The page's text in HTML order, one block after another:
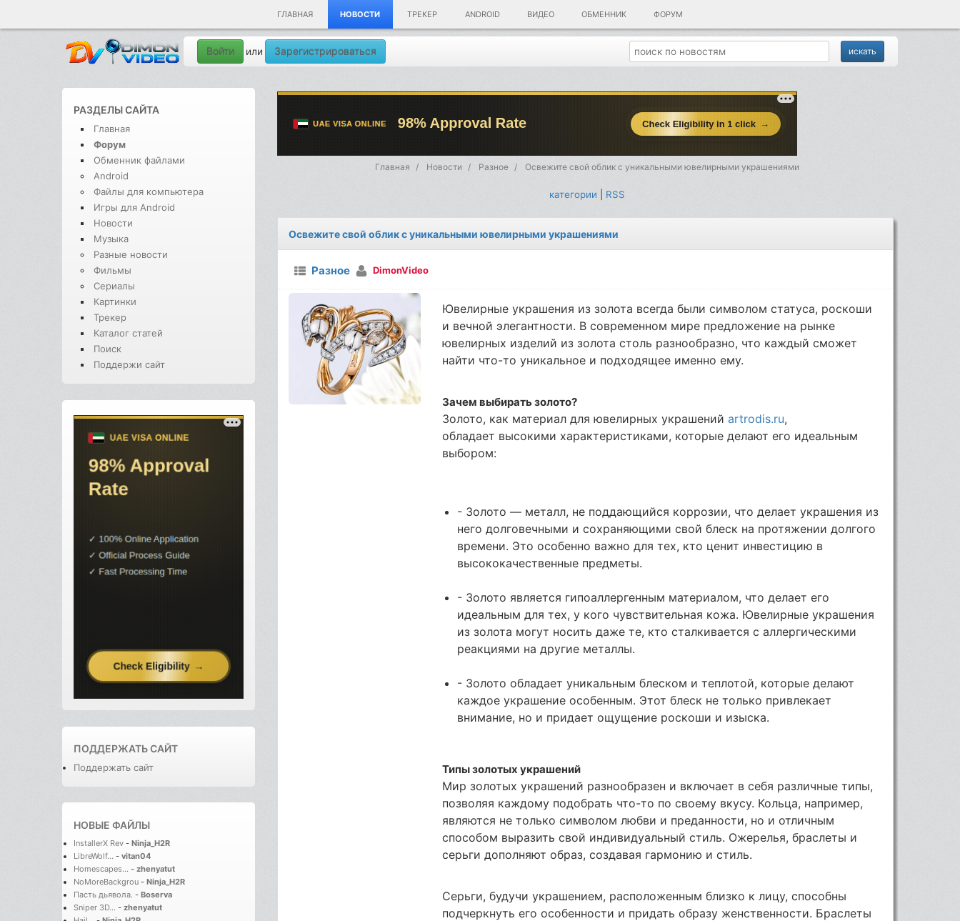
ГЛАВНАЯ НОВОСТИ ТРЕКЕР ANDROID ВИДЕО ОБМЕННИК ФОРУМ
Войти или Зарегистрироваться
РАЗДЕЛЫ САЙТА
Главная
Форум
Обменник файлами
Android
Файлы для компьютера
Игры для Android
Новости
Музыка
Разные новости
Фильмы
Сериалы
Картинки
Трекер
Каталог статей
Поиск
Поддержи сайт
ПОДДЕРЖАТЬ САЙТ
Поддержать сайт
НОВЫЕ ФАЙЛЫ
InstallerX Rev - Ninja_H2R
LibreWolf... - vitan04
Homescapes... - zhenyatut
NoMoreBackgrou - Ninja_H2R
Пасть дьявола. - Boserva
Sniper 3D... - zhenyatut
Главная Новости Разное Освежите свой облик с уникальными ювелирными украшениями
категории RSS
Освежите свой облик с уникальными ювелирными украшениями
Разное DimonVideo
Ювелирные украшения из золота всегда были символом статуса, роскоши
и вечной элегантности. В современном мире предложение на рынке
ювелирных изделий из золота столь разнообразно, что каждый сможет
найти что-то уникальное и подходящее именно ему.
Зачем выбирать золото?
Золото, как материал для ювелирных украшенийartrodis.ru,
обладает высокими характеристиками, которые делают его идеальным
выбором:
- Золото — металл, не поддающийся коррозии, что делает украшения из
него долговечными и сохраняющими свой блеск на протяжении долгого
времени. Это особенно важно для тех, кто ценит инвестицию в
высококачественные предметы.
- Золото является гипоаллергенным материалом, что делает его
идеальным для тех, у кого чувствительная кожа. Ювелирные украшения
из золота могут носить даже те, кто сталкивается с аллергическими
реакциями на другие металлы.
- Золото обладает уникальным блеском и теплотой, которые делают
каждое украшение особенным. Этот блеск не только привлекает
внимание, но и придает ощущение роскоши и изыска.
Типы золотых украшений
Мир золотых украшений разнообразен и включает в себя различные типы,
позволяя каждому подобрать что-то по своему вкусу. Кольца, например,
являются не только символом любви и преданности, но и отличным
способом выразить свой индивидуальный стиль. Ожерелья, браслеты и
серьги дополняют образ, создавая гармонию и стиль.
Серьги, будучи украшением, расположенным близко к лицу, способны
подчеркнуть его особенности и придать образу женственности. Браслеты